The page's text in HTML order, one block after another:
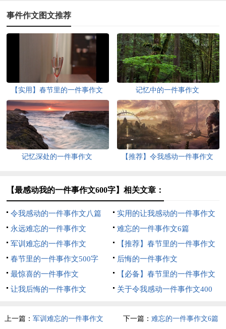
事件作文图文推荐
【实用】春节里的一件事作文
500字汇编6篇
记忆中的一件事作文
记忆深处的一件事作文
【推荐】令我感动一件事作文
【最感动我的一件事作文600字】相关文章：
令我感动的一件事作文八篇
实用的让我感动的一件事作文
300字3篇
永远难忘的一件事作文
难忘的一件事作文6篇
军训难忘的一件事作文
【推荐】春节里的一件事作文
300字集锦七篇
春节里的一件事作文500字
（精选12篇）
后悔的一件事作文
最惊喜的一件事作文
【必备】春节里的一件事作文
400字集合七篇
让我后悔的一件事作文
关于令我感动一件事作文400
上一篇： 军训难忘的一件事作文 下一篇：难忘的一件事作文6篇